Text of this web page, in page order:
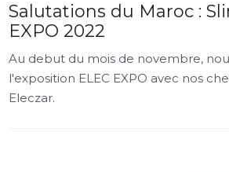
Salutations du Maroc :
EXPO 2022
Au debut du mois de novembre,
l'exposition ELEC EXPO avec nos
Eleczar.